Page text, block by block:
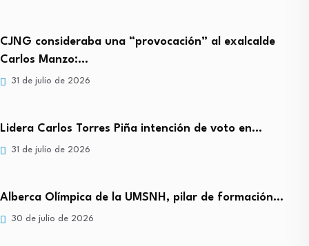
CJNG consideraba una “provocación” al exalcalde
Carlos Manzo:…
31 de julio de 2026
Lidera Carlos Torres Piña intención de voto en…
31 de julio de 2026
Alberca Olímpica de la UMSNH, pilar de formación…
30 de julio de 2026